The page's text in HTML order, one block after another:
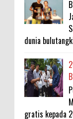
dunia
gratis kepada